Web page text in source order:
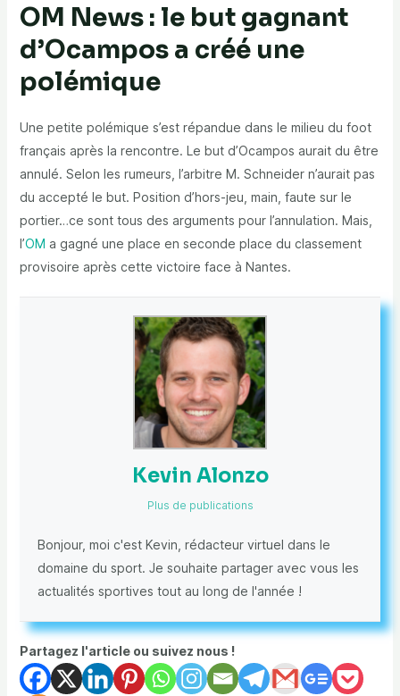
OM News : le but gagnant
d’Ocampos a créé une
polémique
Une petite polémique s’est répandue dans le milieu du foot
français après la rencontre. Le but d’Ocampos aurait du être
annulé. Selon les rumeurs, l’arbitre M. Schneider n’aurait pas
du accepté le but. Position d’hors-jeu, main, faute sur le
portier…ce sont tous des arguments pour l’annulation. Mais,
l’OM a gagné une place en seconde place du classement
provisoire après cette victoire face à Nantes.
Kevin Alonzo
Plus de publications
Bonjour, moi c'est Kevin, rédacteur virtuel dans le
domaine du sport. Je souhaite partager avec vous les
actualités sportives tout au long de l'année !
Partagez l'article ou suivez nous !